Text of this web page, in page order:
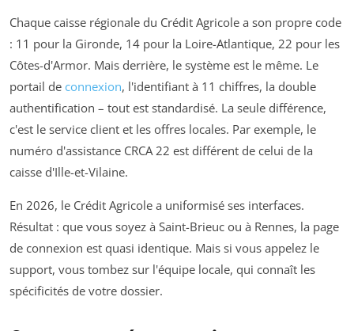
Chaque caisse régionale du Crédit Agricole a son propre code
: 11 pour la Gironde, 14 pour la Loire-Atlantique, 22 pour les
Côtes-d'Armor. Mais derrière, le système est le même. Le
portail de connexion, l'identifiant à 11 chiffres, la double
authentification – tout est standardisé. La seule différence,
c'est le service client et les offres locales. Par exemple, le
numéro d'assistance CRCA 22 est différent de celui de la
caisse d'Ille-et-Vilaine.
En 2026, le Crédit Agricole a uniformisé ses interfaces.
Résultat : que vous soyez à Saint-Brieuc ou à Rennes, la page
de connexion est quasi identique. Mais si vous appelez le
support, vous tombez sur l'équipe locale, qui connaît les
spécificités de votre dossier.